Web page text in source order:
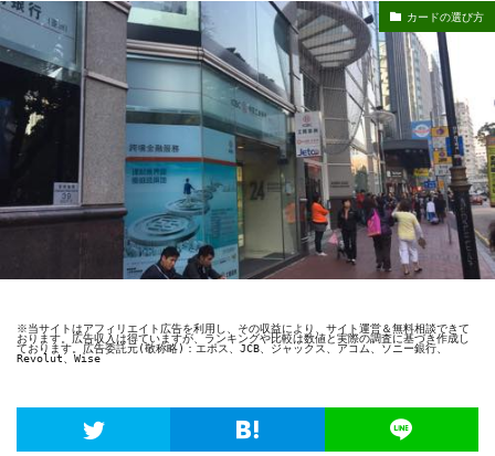
カードの選び方
※当サイトはアフィリエイト広告を利用し、その収益により、サイト運営＆無料相談できて
おります。広告収入は得ていますが、ランキングや比較は数値と実際の調査に基づき作成し
ております。広告委託元(敬称略)：エポス、JCB、ジャックス、アコム、ソニー銀行、
Revolut、Wise